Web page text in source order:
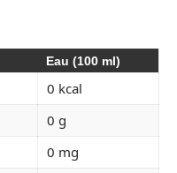
Eau (100 ml)
0 kcal
0 g
0 mg